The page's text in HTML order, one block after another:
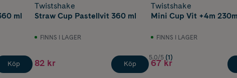
ml
Köp
Twistshake
Straw Cup Pastellvit 360 ml
FINNS I LAGER
82 kr Köp
Twistshake
Mini Cup Vit +4m
FINNS I LAGER
5.0/5 (1)
67 kr